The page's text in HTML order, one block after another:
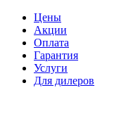
Цены
Акции
Оплата
Гарантия
Услуги
Для дилеров